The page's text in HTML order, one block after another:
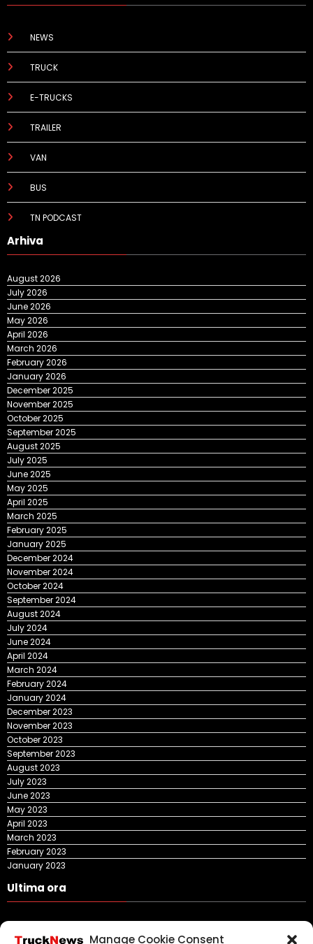
Manage Cookie Consent
NEWS
TRUCK
E-TRUCKS
TRAILER
VAN
BUS
TN PODCAST
Arhiva
August 2026
July 2026
June 2026
May 2026
April 2026
March 2026
February 2026
January 2026
December 2025
November 2025
October 2025
September 2025
August 2025
July 2025
June 2025
May 2025
April 2025
March 2025
February 2025
January 2025
December 2024
November 2024
October 2024
September 2024
August 2024
July 2024
June 2024
April 2024
March 2024
February 2024
January 2024
December 2023
November 2023
October 2023
September 2023
August 2023
July 2023
June 2023
May 2023
April 2023
March 2023
February 2023
January 2023
Ultima ora
DKV Mobility și Shell își extind parteneriatul european
Blue River: 26.123 km cu un camion 100% electric în transport